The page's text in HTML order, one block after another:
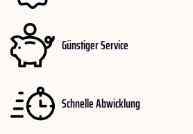
Günstiger Service
Schnelle Abwicklung